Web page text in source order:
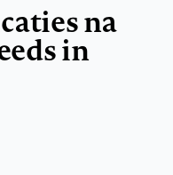
na
in